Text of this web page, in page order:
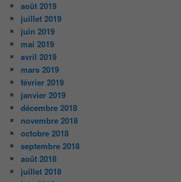
août 2019
juillet 2019
juin 2019
mai 2019
avril 2019
mars 2019
février 2019
janvier 2019
décembre 2018
novembre 2018
octobre 2018
septembre 2018
août 2018
juillet 2018